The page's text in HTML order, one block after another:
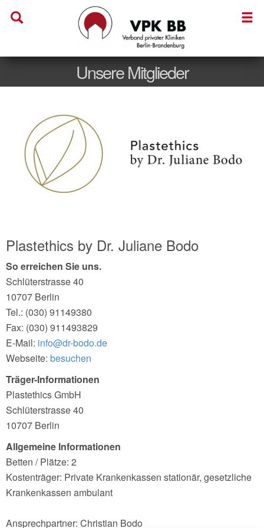
Unsere Mitglieder
Plastethics by Dr. Juliane Bodo
So erreichen Sie uns.
Schlüterstrasse 40
10707 Berlin
Tel.: (030) 91149380
Fax: (030) 911493829
E-Mail: info@dr-bodo.de
Webseite: besuchen
Träger-Informationen
Plastethics GmbH
Schlüterstrasse 40
10707 Berlin
Allgemeine Informationen
Betten / Plätze: 2
Kostenträger: Private Krankenkassen stationär, gesetzliche
Krankenkassen ambulant
Ansprechpartner: Christian Bodo